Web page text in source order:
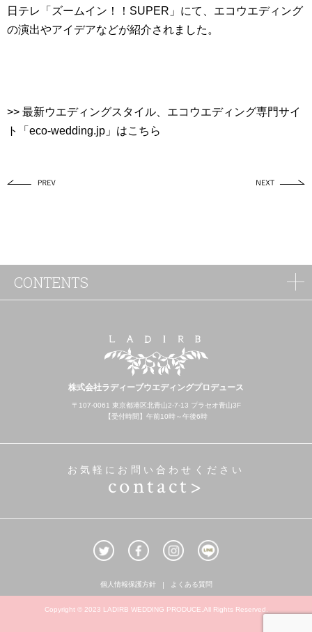
日テレ「ズームイン！！SUPER」にて、エコウエディング
の演出やアイデアなどが紹介されました。
>> 最新ウエディングスタイル、エコウエディング専門サイ
ト「eco-wedding.jp」はこちら
株式会社ラディーブウエディングプロデュース
〒107-0061 東京都港区北青山2-7-13 プラセオ青山3F
【受付時間】午前10時～午後6時
お気軽にお問い合わせください
contact>
個人情報保護方針 よくある質問
CONTENTS
Copyright © 2023 LADIRB WEDDING PRODUCE.All Rights Reserved.